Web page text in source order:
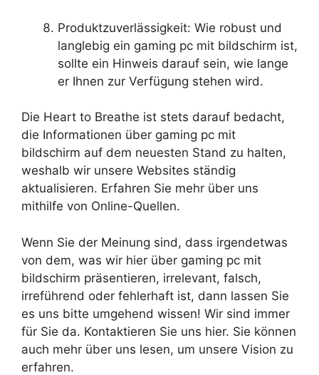
Produktzuverlässigkeit: Wie robust und
langlebig ein gaming pc mit bildschirm ist,
sollte ein Hinweis darauf sein, wie lange
er Ihnen zur Verfügung stehen wird.
Die Heart to Breathe ist stets darauf bedacht,
die Informationen über gaming pc mit
bildschirm auf dem neuesten Stand zu halten,
weshalb wir unsere Websites ständig
aktualisieren. Erfahren Sie mehr über uns
mithilfe von Online-Quellen.
Wenn Sie der Meinung sind, dass irgendetwas
von dem, was wir hier über gaming pc mit
bildschirm präsentieren, irrelevant, falsch,
irreführend oder fehlerhaft ist, dann lassen Sie
es uns bitte umgehend wissen! Wir sind immer
für Sie da. Kontaktieren Sie uns hier. Sie können
auch mehr über uns lesen, um unsere Vision zu
erfahren.